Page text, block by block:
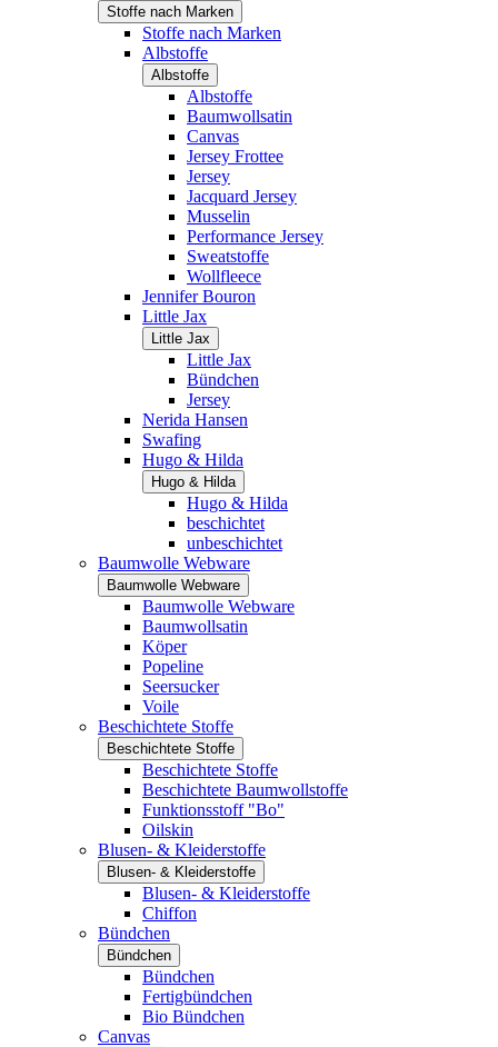
Stoffe nach Marken
Stoffe nach Marken
Albstoffe
Albstoffe
Albstoffe
Baumwollsatin
Canvas
Jersey Frottee
Jersey
Jacquard Jersey
Musselin
Performance Jersey
Sweatstoffe
Wollfleece
Jennifer Bouron
Little Jax
Little Jax
Little Jax
Bündchen
Jersey
Nerida Hansen
Swafing
Hugo & Hilda
Hugo & Hilda
Hugo & Hilda
beschichtet
unbeschichtet
Baumwolle Webware
Baumwolle Webware
Baumwolle Webware
Baumwollsatin
Köper
Popeline
Seersucker
Voile
Beschichtete Stoffe
Beschichtete Stoffe
Beschichtete Stoffe
Beschichtete Baumwollstoffe
Funktionsstoff "Bo"
Oilskin
Blusen- & Kleiderstoffe
Blusen- & Kleiderstoffe
Blusen- & Kleiderstoffe
Chiffon
Bündchen
Bündchen
Bündchen
Fertigbündchen
Bio Bündchen
Canvas